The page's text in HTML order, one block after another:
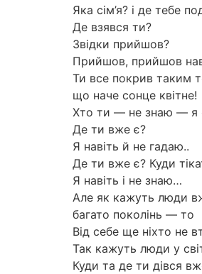
Яка сім’я? і де тебе
Де взявся ти?
Звідки прийшов?
Прийшов, прийшов
Ти все покрив таким
що наче сонце квітне!
Хто ти — не знаю — я
Де ти вже є?
Я навіть й не гадаю..
Де ти вже є? Куди
Я навіть і не знаю…
Але як кажуть люди
багато поколінь — то
Від себе ще ніхто не
Так кажуть люди у
Куди та де ти дівся